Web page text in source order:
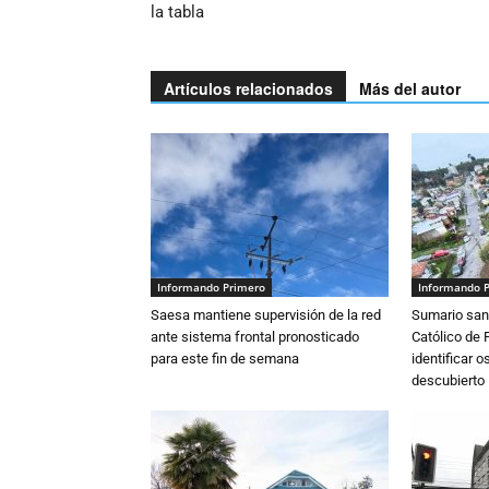
la tabla
Artículos relacionados Más del autor
Informando Primero
Saesa mantiene supervisión de la red
ante sistema frontal pronosticado
para este fin de semana
Informando
Sumario
Católico de
identificar
descubierto